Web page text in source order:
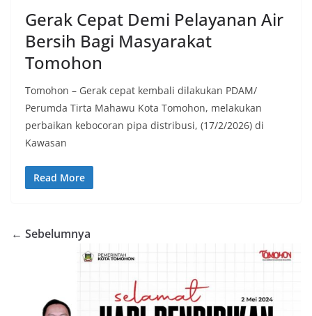
Gerak Cepat Demi Pelayanan Air
Bersih Bagi Masyarakat
Tomohon
Tomohon – Gerak cepat kembali dilakukan PDAM/
Perumda Tirta Mahawu Kota Tomohon, melakukan
perbaikan kebocoran pipa distribusi, (17/2/2026) di
Kawasan
Read More
← Sebelumnya